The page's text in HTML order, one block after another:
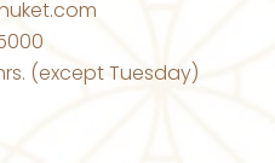
(except Tuesday)